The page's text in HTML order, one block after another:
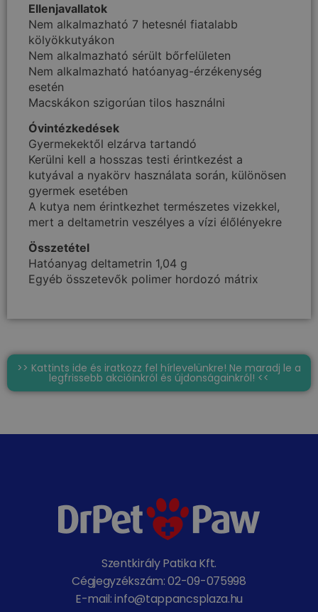
Ellenjavallatok
Nem alkalmazható 7 hetesnél fiatalabb
kölyökkutyákon
Nem alkalmazható sérült bőrfelületen
Nem alkalmazható hatóanyag-érzékenység
esetén
Macskákon szigorúan tilos használni
Óvintézkedések
Gyermekektől elzárva tartandó
Kerülni kell a hosszas testi érintkezést a
kutyával a nyakörv használata során, különösen
gyermek esetében
A kutya nem érintkezhet természetes vizekkel,
mert a deltametrin veszélyes a vízi élőlényekre
Összetétel
Hatóanyag deltametrin 1,04 g
Egyéb összetevők polimer hordozó mátrix
>> Kattints ide és iratkozz fel hírlevelünkre! Ne maradj le a
legfrissebb akcióinkról és újdonságainkról! <<
Szentkirály Patika Kft.
Cégjegyzékszám: 02-09-075998
E-mail: info@tappancsplaza.hu